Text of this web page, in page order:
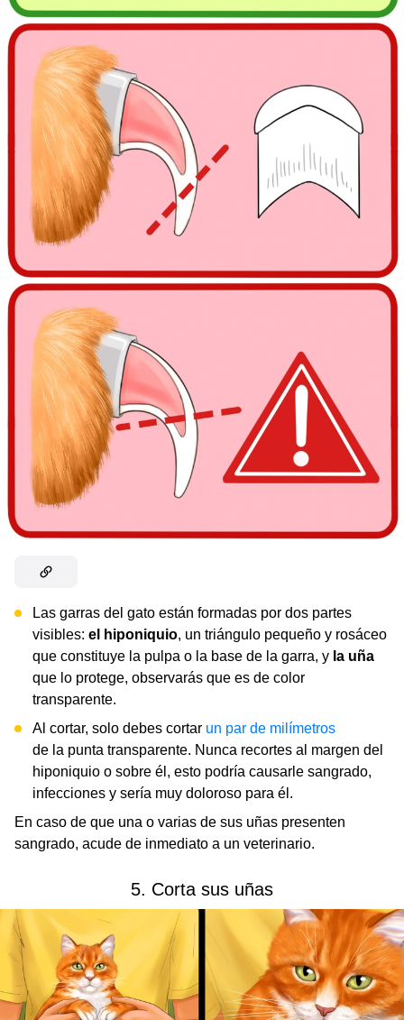
Las garras del gato están formadas por dos partes
visibles: el hiponiquio, un triángulo pequeño y rosáceo
que constituye la pulpa o la base de la garra, y la uña
que lo protege, observarás que es de color
transparente.
Al cortar, solo debes cortar un par de milímetros
de la punta transparente. Nunca recortes al margen del
hiponiquio o sobre él, esto podría causarle sangrado,
infecciones y sería muy doloroso para él.
En caso de que una o varias de sus uñas presenten
sangrado, acude de inmediato a un veterinario.
5. Corta sus uñas